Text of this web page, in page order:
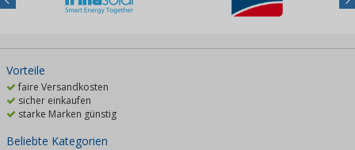
Vorteile
faire Versandkosten
sicher einkaufen
starke Marken günstig
Beliebte Kategorien